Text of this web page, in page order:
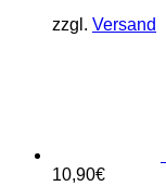
zzgl. Versand
10,90€